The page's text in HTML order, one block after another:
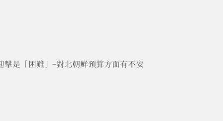
擊是「困難」-對北朝鮮預算方面有不安